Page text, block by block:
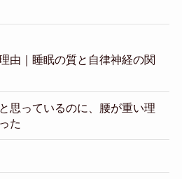
由｜睡眠の質と自律神経の関
思っているのに、腰が重い理
た